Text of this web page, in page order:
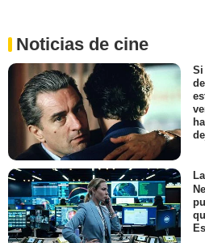
Noticias de cine
Si